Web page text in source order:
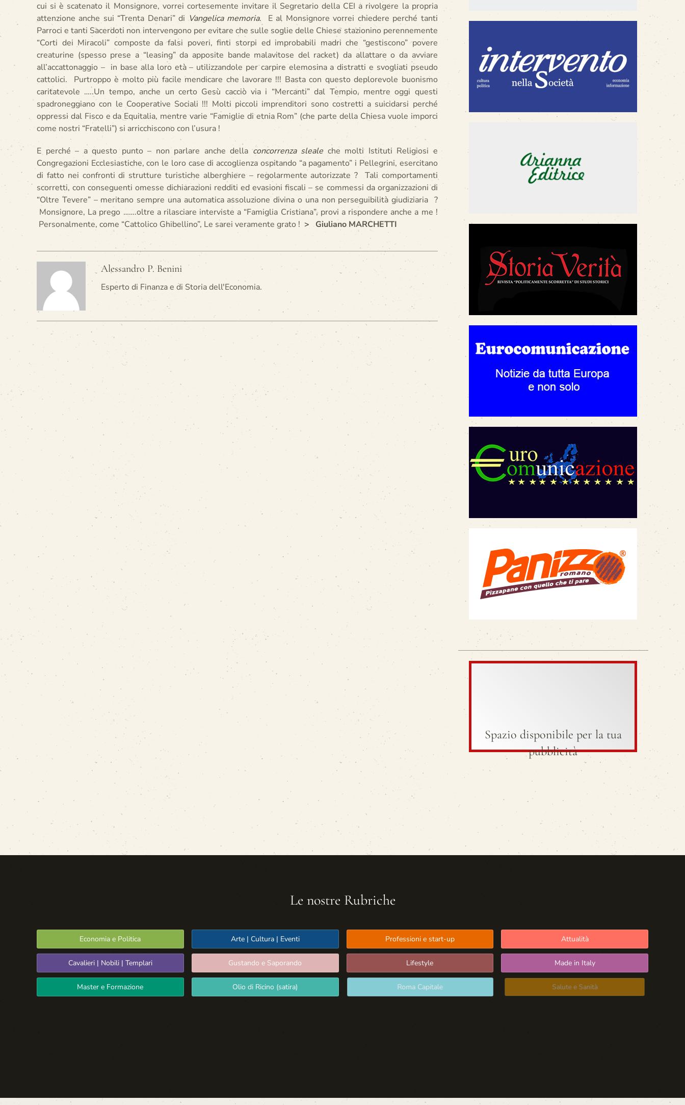
cui si è scatenato il Monsignore, vorrei cortesemente invitare il Segretario della CEI a rivolgere la propria
attenzione anche sui “Trenta Denari” di Vangelica memoria. E al Monsignore vorrei chiedere perché tanti
Parroci e tanti Sacerdoti non intervengono per evitare che sulle soglie delle Chiese stazionino perennemente
“Corti dei Miracoli” composte da falsi poveri, finti storpi ed improbabili madri che “gestiscono” povere
creaturine (spesso prese a “leasing” da apposite bande malavitose del racket) da allattare o da avviare
all’accattonaggio – in base alla loro età – utilizzandole per carpire elemosina a distratti e svogliati pseudo
cattolici. Purtroppo è molto più facile mendicare che lavorare !!! Basta con questo deplorevole buonismo
caritatevole …..Un tempo, anche un certo Gesù cacciò via i “Mercanti” dal Tempio, mentre oggi questi
spadroneggiano con le Cooperative Sociali !!! Molti piccoli imprenditori sono costretti a suicidarsi perché
oppressi dal Fisco e da Equitalia, mentre varie “Famiglie di etnia Rom” (che parte della Chiesa vuole imporci
come nostri “Fratelli”) si arricchiscono con l’usura !
E perché – a questo punto – non parlare anche dellaconcorrenza sleale che molti Istituti Religiosi e
Congregazioni Ecclesiastiche, con le loro case di accoglienza ospitando “a pagamento” i Pellegrini, esercitano
di fatto nei confronti di strutture turistiche alberghiere – regolarmente autorizzate ? Tali comportamenti
scorretti, con conseguenti omesse dichiarazioni redditi ed evasioni fiscali – se commessi da organizzazioni di
“Oltre Tevere” – meritano sempre una automatica assoluzione divina o una non perseguibilità giudiziaria ?
Monsignore, La prego …….oltre a rilasciare interviste a “Famiglia Cristiana”, provi a rispondere anche a me !
Personalmente, come “Cattolico Ghibellino”, Le sarei veramente grato ! > Giuliano MARCHETTI
Alessandro P. Benini
Esperto di Finanza e di Storia dell'Economia.
Spazio disponibile per la tua
pubblicità
Le nostre Rubriche
Economia e Politica Arte | Cultura | Eventi Professioni e start-up Attualità
Cavalieri | Nobili | Templari Gustando e Saporando Lifestyle Made in Italy
Master e Formazione Olio di Ricino (satira) Roma Capitale Salute e Sanità